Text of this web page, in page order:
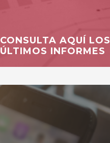
CONSULTA AQUÍ LOS
ÚLTIMOS INFORMES